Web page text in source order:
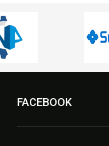
FACEBOOK